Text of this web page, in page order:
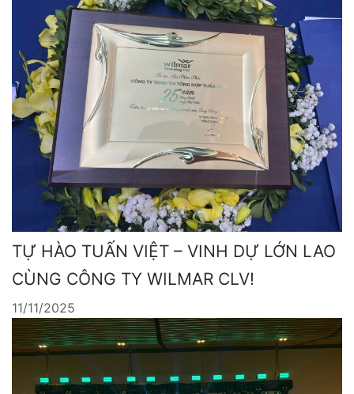
TỰ HÀO TUẤN VIỆT – VINH DỰ LỚN LAO
CÙNG CÔNG TY WILMAR CLV!
11/11/2025